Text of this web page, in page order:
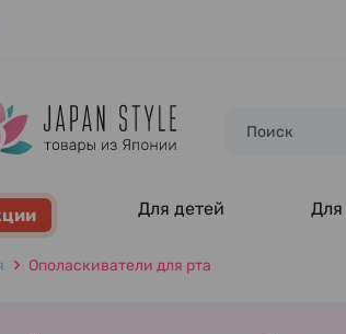
Для детей Для
Ополаскиватели для рта